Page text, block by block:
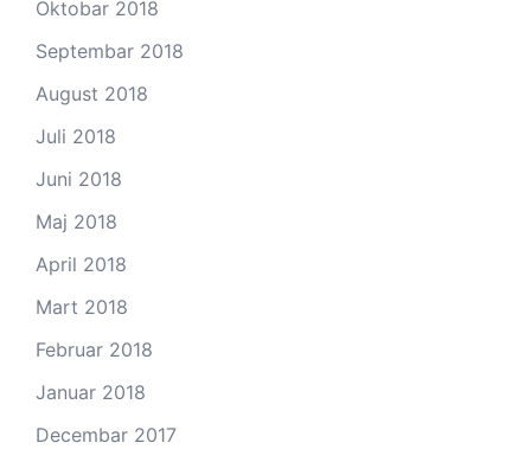
Oktobar 2018
Septembar 2018
August 2018
Juli 2018
Juni 2018
Maj 2018
April 2018
Mart 2018
Februar 2018
Januar 2018
Decembar 2017